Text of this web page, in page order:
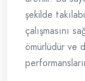
şekilde
çalışmasını
ömürlüdür ve